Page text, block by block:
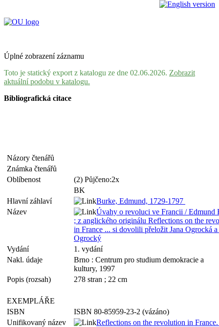
Úplné zobrazení záznamu
Toto je statický export z katalogu ze dne 02.06.2026. Zobrazit
aktuální podobu v katalogu.
Bibliografická citace
Názory čtenářů
Známka čtenářů
Oblíbenost
(2) Půjčeno:2x
BK
Hlavní záhlaví
Burke, Edmund, 1729-1797
Název
Úvahy o revoluci ve Francii / Edmund
; z anglického originálu Reflections on the
in France ... si dovolili přeložit Jana Ogrocká
Ogrocký
Vydání
1. vydání
Nakl. údaje
Brno : Centrum pro studium demokracie a
kultury, 1997
Popis (rozsah)
278 stran ; 22 cm
EXEMPLÁŘE
ISBN
ISBN 80-85959-23-2 (vázáno)
Unifikovaný název
Reflections on the revolution in